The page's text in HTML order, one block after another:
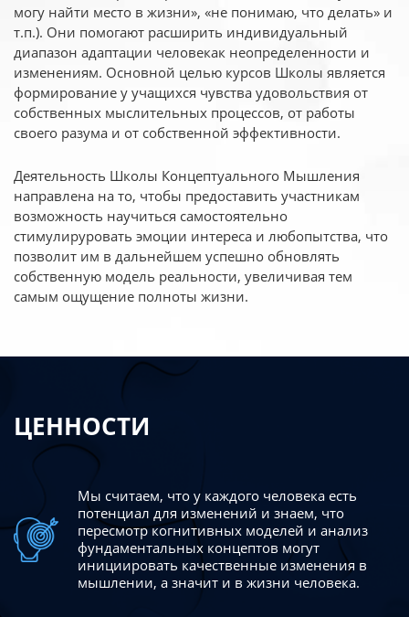
могу найти место в жизни», «не понимаю, что делать» и
т.п.). Они помогают расширить индивидуальный
диапазон адаптации человекак неопределенности и
изменениям. Основной целью курсов Школы является
формирование у учащихся чувства удовольствия от
собственных мыслительных процессов, от работы
своего разума и от собственной эффективности.
Деятельность Школы Концептуального Мышления
направлена на то, чтобы предоставить участникам
возможность научиться самостоятельно
стимулируровать эмоции интереса и любопытства, что
позволит им в дальнейшем успешно обновлять
собственную модель реальности, увеличивая тем
самым ощущение полноты жизни.
ЦЕННОСТИ
Мы считаем, что у каждого человека есть
потенциал для изменений и знаем, что
пересмотр когнитивных моделей и анализ
фундаментальных концептов могут
инициировать качественные изменения в
мышлении, а значит и в жизни человека.